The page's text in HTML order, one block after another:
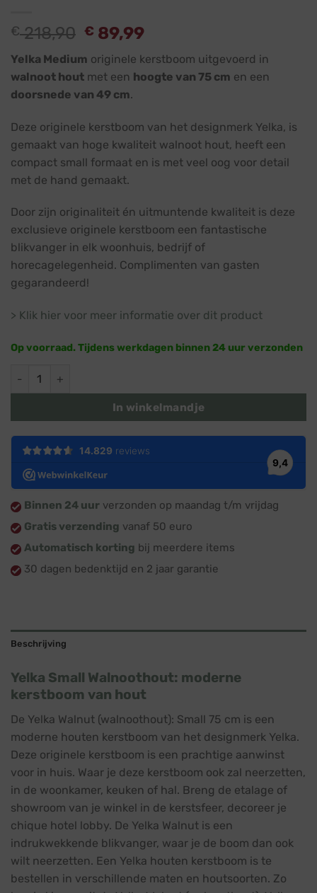
€218,90 Oorspronkelijke
was:
€ 218,90.
€ 89,99Huidige
is:
€ 89,99.
Yelka Medium originele kerstboom uitgevoerd in
walnoot hout met een hoogte van 75 cm en een
doorsnede van 49 cm.
Deze originele kerstboom van het designmerk Yelka, is
gemaakt van hoge kwaliteit walnoot hout, heeft een
compact small formaat en is met veel oog voor detail
met de hand gemaakt.
Door zijn originaliteit én uitmuntende kwaliteit is deze
exclusieve originele kerstboom een fantastische
blikvanger in elk woonhuis, bedrijf of
horecagelegenheid. Complimenten van gasten
gegarandeerd!
> Klik hier voor meer informatie over dit product
Op voorraad. Tijdens werkdagen binnen 24 uur verzonden
Yelka Small · Walnoothout · 75 cm · Originele kerstboom
In winkelmandje
Binnen 24 uur verzonden op maandag t/m vrijdag
Gratis verzending vanaf 50 euro
Automatisch korting bij meerdere items
30 dagen bedenktijd en 2 jaar garantie
Beschrijving
Yelka Small Walnoothout: moderne
kerstboom van hout
De Yelka Walnut (walnoothout): Small 75 cm is een
moderne houten kerstboom van het designmerk Yelka.
Deze originele kerstboom is een prachtige aanwinst
voor in huis. Waar je deze kerstboom ook zal neerzetten,
in de woonkamer, keuken of hal. Breng de etalage of
showroom van je winkel in de kerstsfeer, decoreer je
chique hotel lobby. De Yelka Walnut is een
indrukwekkende blikvanger, waar je de boom dan ook
wilt neerzetten. Een Yelka houten kerstboom is te
bestellen in verschillende maten en houtsoorten. Zo